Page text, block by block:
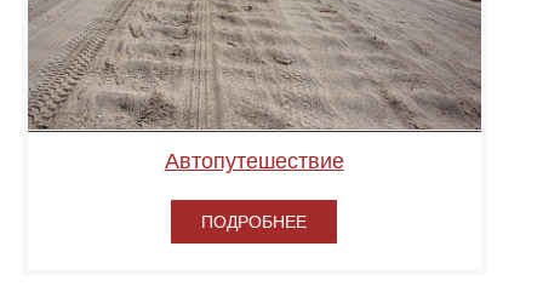
Автопутешествие
ПОДРОБНЕЕ